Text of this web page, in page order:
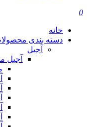
0
خانه
دسته بندی
آجیل
آجیل